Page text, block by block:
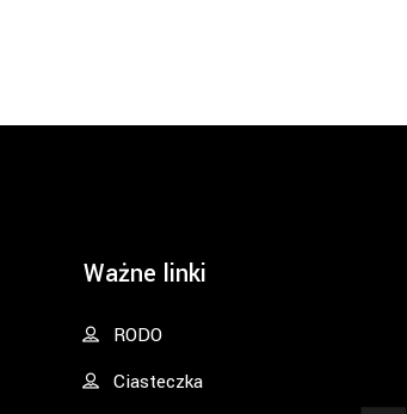
Ważne linki
RODO
Ciasteczka